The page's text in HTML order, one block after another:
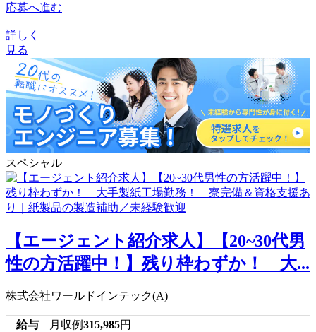
応募へ進む
詳しく
見る
スペシャル
【エージェント紹介求人】【20~30代男
性の方活躍中！】残り枠わずか！ 大...
株式会社ワールドインテック(A)
給与 月収例315,985円